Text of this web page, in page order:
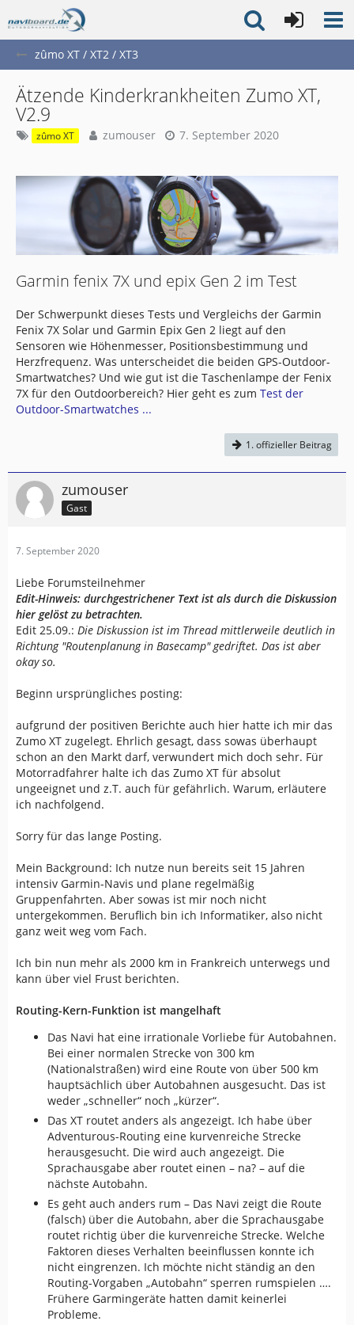
zûmo XT / XT2 / XT3
Ätzende Kinderkrankheiten Zumo XT,
V2.9
zûmo XT zumouser 7. September 2020
Garmin fenix 7X und epix Gen 2 im Test
Der Schwerpunkt dieses Tests und Vergleichs der Garmin
Fenix 7X Solar und Garmin Epix Gen 2 liegt auf den
Sensoren wie Höhenmesser, Positionsbestimmung und
Herzfrequenz. Was unterscheidet die beiden GPS-Outdoor-
Smartwatches? Und wie gut ist die Taschenlampe der Fenix
7X für den Outdoorbereich? Hier geht es zum Test der
Outdoor-Smartwatches ...
1. offizieller Beitrag
zumouser
Gast
7. September 2020
Liebe Forumsteilnehmer
Edit-Hinweis: durchgestrichener Text ist als durch die Diskussion
hier gelöst zu betrachten.
Edit 25.09.: Die Diskussion ist im Thread mittlerweile deutlich in
Richtung "Routenplanung in Basecamp" gedriftet. Das ist aber
okay so.
Beginn ursprüngliches posting:
aufgrund der positiven Berichte auch hier hatte ich mir das
Zumo XT zugelegt. Ehrlich gesagt, dass sowas überhaupt
schon an den Markt darf, verwundert mich doch sehr. Für
Motorradfahrer halte ich das Zumo XT für absolut
ungeeignet und z.T. auch für gefährlich. Warum, erläutere
ich nachfolgend.
Sorry für das lange Posting.
Mein Background: Ich nutze nun bereits seit 15 Jahren
intensiv Garmin-Navis und plane regelmäßig
Gruppenfahrten. Aber sowas ist mir noch nicht
untergekommen. Beruflich bin ich Informatiker, also nicht
ganz weit weg vom Fach.
Ich bin nun mehr als 2000 km in Frankreich unterwegs und
kann über viel Frust berichten.
Routing-Kern-Funktion ist mangelhaft
Das Navi hat eine irrationale Vorliebe für Autobahnen.
Bei einer normalen Strecke von 300 km
(Nationalstraßen) wird eine Route von über 500 km
hauptsächlich über Autobahnen ausgesucht. Das ist
weder „schneller“ noch „kürzer“.
Das XT routet anders als angezeigt. Ich habe über
Adventurous-Routing eine kurvenreiche Strecke
herausgesucht. Die wird auch angezeigt. Die
Sprachausgabe aber routet einen – na? – auf die
nächste Autobahn.
Es geht auch anders rum – Das Navi zeigt die Route
(falsch) über die Autobahn, aber die Sprachausgabe
routet richtig über die kurvenreiche Strecke. Welche
Faktoren dieses Verhalten beeinflussen konnte ich
nicht eingrenzen. Ich möchte nicht ständig an den
Routing-Vorgaben „Autobahn“ sperren rumspielen ….
Frühere Garmingeräte hatten damit keinerlei
Probleme.